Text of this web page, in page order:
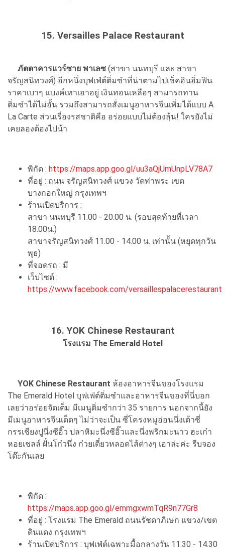
15. Versailles Palace Restaurant
ภัตตาคารเเวร์ซาย พาเลซ (สาขา นนทบุรี เเละ สาขา
จรัญสนิทวงศ์) อีกหนึ่งบุฟเฟ่ต์ติ่มซำที่น่าตามไปเช็คอินอิ่มฟิน
ราคาเบาๆ แบงค์เทาเอาอยู่ เงินทอนเหลือๆ สามารถทาน
ติ่มซำได้ไม่อั้น รวมถึงสามารถสั่งเมนูอาหารจีนเพิ่มได้แบบ A
La Carte ส่วนเรื่องรสชาติคือ อร่อยแบบไม่ต้องลุ้น! ใครยังไม่
เคยลองต้องไปน้า
พิกัด : https://maps.app.goo.gl/uu3aQjUmUnpLV78A7
ที่อยู่ : ถนน จรัญสนิทวงศ์ แขวง วัดท่าพระ เขต
บางกอกใหญ่ กรุงเทพฯ
ร้านเปิดบริการ :
สาขา นนทบุรี 11.00 - 20.00 น. (รอบสุดท้ายที่เวลา
18.00น.)
สาขาจรัญสนิทวงศ์ 11.00 - 14.00 น. เท่านั้น (หยุดทุกวัน
พุธ)
ที่จอดรถ : มี
เว็บไซต์ :
https://www.facebook.com/versaillespalacerestaurant
16. YOK Chinese Restaurant
โรงแรม The Emerald Hotel
YOK Chinese Restaurant ห้องอาหารจีนของโรงแรม
The Emerald Hotel บุฟเฟ่ต์ติ่มซำและอาหารจีนของที่นี่บอก
เลยว่าอร่อยจัดเต็ม มีเมนูติ่มซำกว่า 35 รายการ นอกจากนี้ยัง
มีเมนูอาหารจีนเด็ดๆ ไม่ว่าจะเป็น ซี่โครงหมูอ่อนนึ่งเต้าซี่
กรรเชียงปูนึ่งซีอิ๊ว ปลาหิมะนึ่งซีอิ๊วและนึ่งพริกมะนาว ฮะเก๋า
หอยเชลล์ ฝั๋นโก๋วนึ่ง ก๋วยเตี๋ยวหลอดไส้ต่างๆ เอาล่ะค่ะ รีบจอง
โต๊ะกันเลย
พิกัด :
https://maps.app.goo.gl/emmgxwmTqR9n77Gr8
ที่อยู่ : โรงแรม The Emerald ถนนรัชดาภิเษก แขวง/เขต
ดินแดง กรุงเทพฯ
ร้านเปิดบริการ : บุฟเฟ่ต์เฉพาะมื้อกลางวัน 11.30 - 14.30